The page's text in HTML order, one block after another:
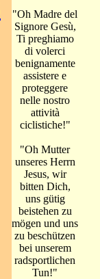
"Oh Madre del
Signore Gesù,
Ti preghiamo
di volerci
benignamente
assistere e
proteggere
nelle nostro
attività
ciclistiche!"
"Oh Mutter
unseres Herrn
Jesus, wir
bitten Dich,
uns gütig
beistehen zu
mögen und uns
zu beschützen
bei unserem
radsportlichen
Tun!"